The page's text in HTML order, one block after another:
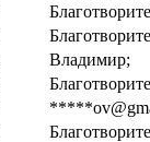
Владимир;